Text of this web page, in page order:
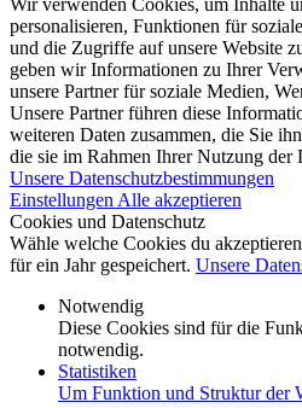
Wir verwenden Cookies, um Inhalte
personalisieren, Funktionen für
und die Zugriffe auf unsere Website
geben wir Informationen zu Ihrer
unsere Partner für soziale Medien,
Unsere Partner führen diese
weiteren Daten zusammen, die Sie
die sie im Rahmen Ihrer Nutzung der
Unsere Datenschutzbestimmungen
EinstellungenAlle akzeptieren
Cookies und Datenschutz
Wähle welche Cookies du
für ein Jahr gespeichert. Unsere
Notwendig
Diese Cookies sind für die
notwendig.
Statistiken
Um Funktion und Struktur der